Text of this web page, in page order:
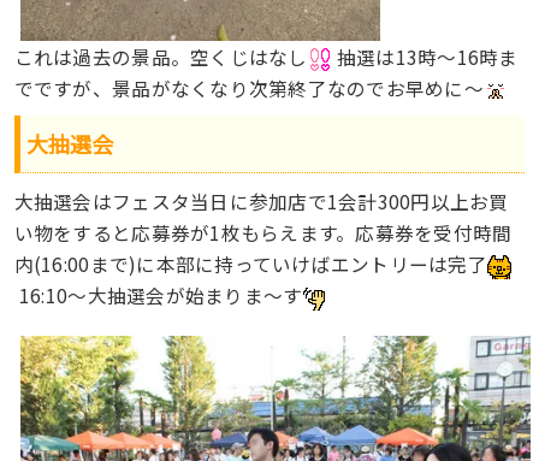
これは過去の景品。空くじはなし
抽選は13時～16時ま
でですが、景品がなくなり次第終了なのでお早めに〜
大抽選会
大抽選会はフェスタ当日に参加店で1会計300円以上お買
い物をすると応募券が1枚もらえます。応募券を受付時間
内(16:00まで)に本部に持っていけばエントリーは完了
16:10～大抽選会が始まりま〜す